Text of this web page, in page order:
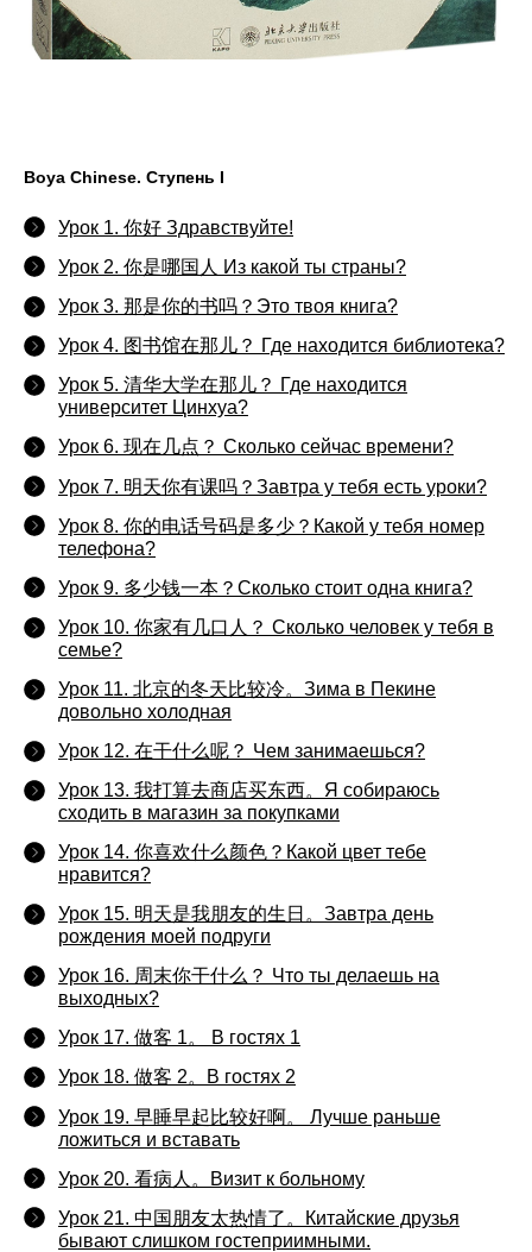
Boya Chinese. Ступень I
Урок 1. 你好 Здравствуйте!
Урок 2. 你是哪国人 Из какой ты страны?
Урок 3. 那是你的书吗？Это твоя книга?
Урок 4. 图书馆在那儿？ Где находится библиотека?
Урок 5. 清华大学在那儿？ Где находится
университет Цинхуа?
Урок 6. 现在几点？ Сколько сейчас времени?
Урок 7. 明天你有课吗？Завтра у тебя есть уроки?
Урок 8. 你的电话号码是多少？Какой у тебя номер
телефона?
Урок 9. 多少钱一本？Сколько стоит одна книга?
Урок 10. 你家有几口人？ Сколько человек у тебя в
семье?
Урок 11. 北京的冬天比较冷。Зима в Пекине
довольно холодная
Урок 12. 在干什么呢？ Чем занимаешься?
Урок 13. 我打算去商店买东西。Я собираюсь
сходить в магазин за покупками
Урок 14. 你喜欢什么颜色？Какой цвет тебе
нравится?
Урок 15. 明天是我朋友的生日。Завтра день
рождения моей подруги
Урок 16. 周末你干什么？ Что ты делаешь на
выходных?
Урок 17. 做客 1。 В гостях 1
Урок 18. 做客 2。В гостях 2
Урок 19. 早睡早起比较好啊。 Лучше раньше
ложиться и вставать
Урок 20. 看病人。Визит к больному
Урок 21. 中国朋友太热情了。Китайские друзья
бывают слишком гостеприимными.